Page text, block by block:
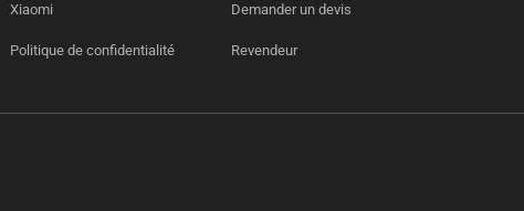
Xiaomi
Politique de confidentialité
Demander un devis
Revendeur